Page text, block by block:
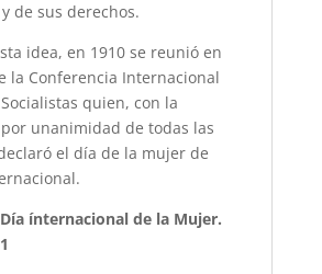
de sus derechos.
idea, en 1910 se reunió en
la Conferencia Internacional
quien, con la
unanimidad de todas las
el día de la mujer de
ínternacional de la Mujer.